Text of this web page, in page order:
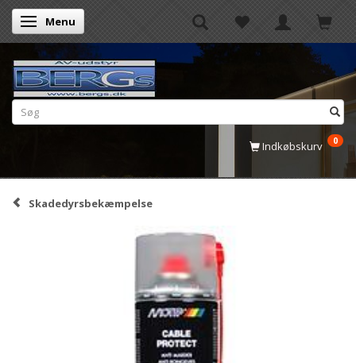
Skifte navigation
Menu
Indkøbskurv 0
Skadedyrsbekæmpelse